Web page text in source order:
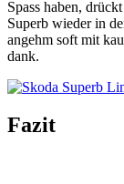
Spass haben,
Superb wieder in
angehm soft mit
dank.
Fazit